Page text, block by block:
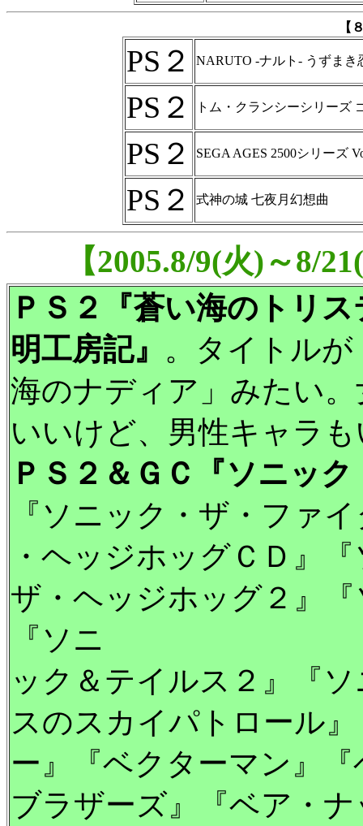
【
PS２ NARUTO -ナルト- うずまき
PS２ トム・クランシーシリーズ
PS２ SEGA AGES 2500シリーズ
PS２ 式神の城 七夜月幻想曲
【2005.8/9(火)～8/
ＰＳ２『蒼い海のトリ
明工房記』 。タイトル
海のナディア」みたい
いいけど、男性キャラ
ＰＳ２＆ＧＣ『ソニッ
『ソニック・ザ・ファ
・ヘッジホッグＣＤ』
ザ・ヘッジホッグ２』
『ソニ
ック＆テイルス２』『
スのスカイパトロール
ー』『ベクターマン』
ブラザーズ』『ベア・